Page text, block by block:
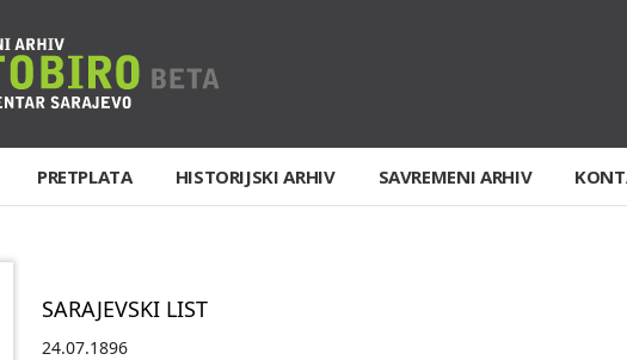
PRETPLATA HISTORIJSKI ARHIV SAVREMENI ARHIV
SARAJEVSKI LIST
24.07.1896